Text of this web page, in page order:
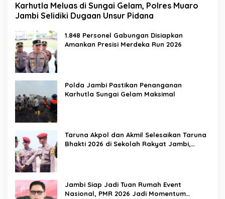
Karhutla Meluas di Sungai Gelam, Polres Muaro
Jambi Selidiki Dugaan Unsur Pidana
1.848 Personel Gabungan Disiapkan
Amankan Presisi Merdeka Run 2026
Polda Jambi Pastikan Penanganan
Karhutla Sungai Gelam Maksimal
Taruna Akpol dan Akmil Selesaikan Taruna
Bhakti 2026 di Sekolah Rakyat Jambi,
Jambi Siap Jadi Tuan Rumah Event
Nasional, PMR 2026 Jadi Momentum